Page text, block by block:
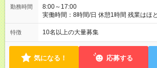
勤務時間
8:00～17:00
実働時間：8時間/日 休憩1時間 残業はほとんどなく、定時で帰れ
る日が多い働き方です。 毎日の業務は進
ので、 「今日やるべき仕事」が終われば
方を大切にしています。
特徴 10名以上の大量募集
気になる！ 応募する